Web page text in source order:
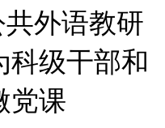
外语教研
级干部和
党课